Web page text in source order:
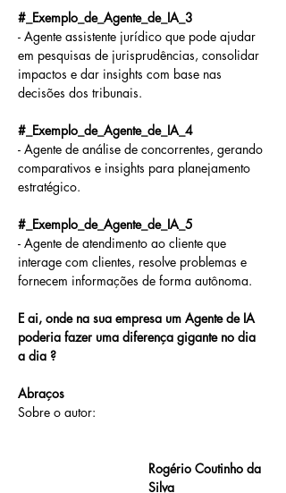
#_Exemplo_de_Agente_de_IA_3
- Agente assistente jurídico que pode ajudar
em pesquisas de jurisprudências, consolidar
impactos e dar insights com base nas
decisões dos tribunais.
#_Exemplo_de_Agente_de_IA_4
- Agente de análise de concorrentes, gerando
comparativos e insights para planejamento
estratégico.
#_Exemplo_de_Agente_de_IA_5
- Agente de atendimento ao cliente que
interage com clientes, resolve problemas e
fornecem informações de forma autônoma.
E ai, onde na sua empresa um Agente de IA
poderia fazer uma diferença gigante no dia
a dia ?
Abraços
Sobre o autor:
Rogério Coutinho da
Silva